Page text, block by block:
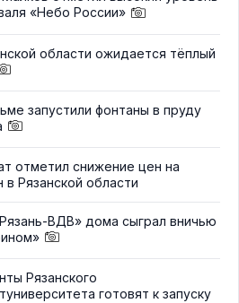
«Небо России»
области ожидается тёплый
запустили фонтаны в пруду
отметил снижение цен на
в Рязанской области
ВДВ» дома сыграл вничью
Рязанского
готовят к запуску